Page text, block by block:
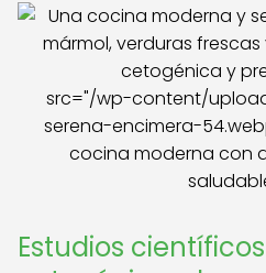
src="/wp-content/
serena-encimera-
cocina moderna con
Estudios